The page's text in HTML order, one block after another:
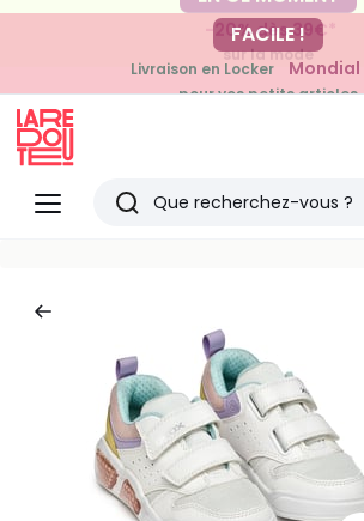
-20% dès 39€*
sur la mode
FACILE !
Livraison en Locker Mondial
Menu
Redoute
Rechercher